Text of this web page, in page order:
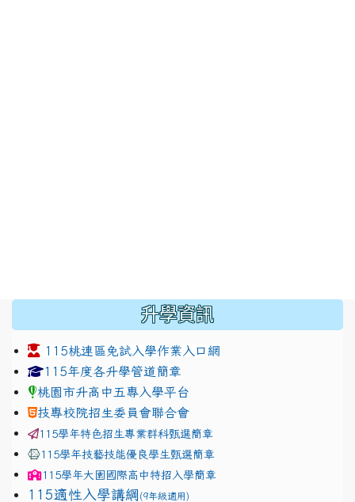
升學資訊
115桃連區免試入學作業入口網
link to https://www.jhjhs.tyc.edu.tw/modules/
115年度各升學管道簡章
桃園市升高中五專入學平台
技專校院招生委員會聯合會
115學年特色招生專業群科甄選簡章
115學年技藝技能優良學生甄選簡章
115學年大園國際高中特招入學簡章
115適性入學講綱 (9年級適用)